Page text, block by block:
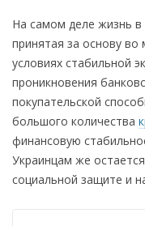
На самом деле жизнь в
принятая за основу во
условиях стабильной
проникновения
покупательской
большого количества
финансовую
Украинцам же
социальной защите и